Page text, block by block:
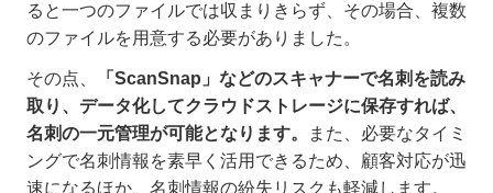
ると一つのファイルでは収まりきらず、その場合、複数
のファイルを用意する必要がありました。
その点、
「ScanSnap」などのスキャナーで名刺を読み
取り、データ化してクラウドストレージに保存すれば、
名刺の一元管理が可能となります。
また、必要なタイミ
ングで名刺情報を素早く活用できるため、顧客対応が迅
速になるほか、名刺情報の紛失リスクも軽減します。